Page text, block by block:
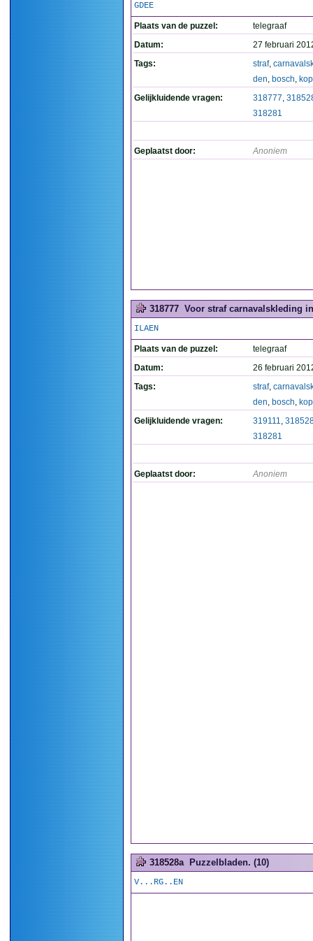
GDEE
Plaats van de puzzel:
telegraaf
Datum:
27 februari
Tags:
straf,
den, bosch,
Gelijkluidende vragen:
318777,
318281
Geplaatst door: Anoniem
318777 Voor straf carnavalskleding
ILAEN
Plaats van de puzzel:
telegraaf
Datum:
26 februari
Tags:
straf,
den, bosch,
Gelijkluidende vragen:
319111,
318281
Geplaatst door: Anoniem
318528a Puzzelbladen. (10)
V...RG..EN